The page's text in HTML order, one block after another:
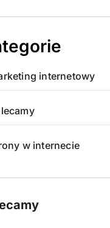
internetowy
w internecie